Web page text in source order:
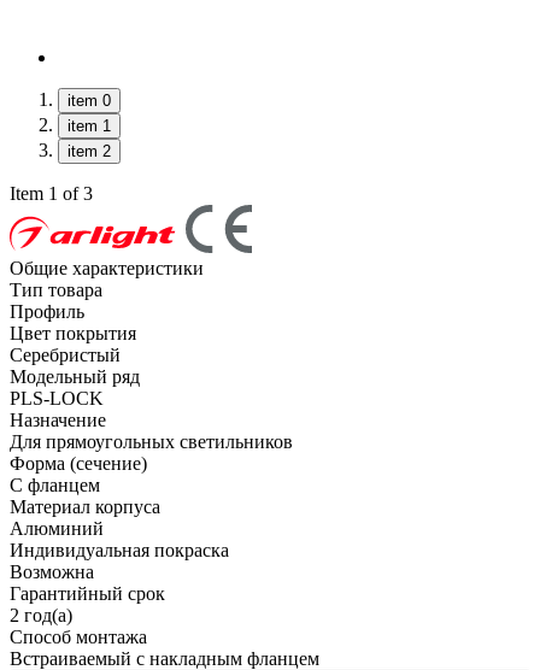
item 0
item 1
item 2
Item 1 of 3
Общие характеристики
Тип товара
Профиль
Цвет покрытия
Серебристый
Модельный ряд
PLS-LOCK
Назначение
Для прямоугольных светильников
Форма (сечение)
С фланцем
Материал корпуса
Алюминий
Индивидуальная покраска
Возможна
Гарантийный срок
2 год(а)
Способ монтажа
Встраиваемый с накладным фланцем